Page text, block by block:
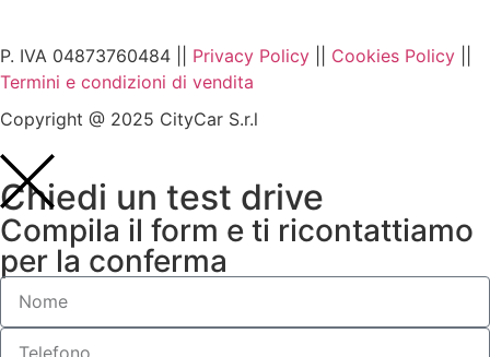
P. IVA 04873760484 || Privacy Policy Cookies Policy
Termini e condizioni di vendita
Copyright @ 2025 CityCar S.r.l
Chiedi un test drive
Compila il form e ti ricontattiamo
per la conferma